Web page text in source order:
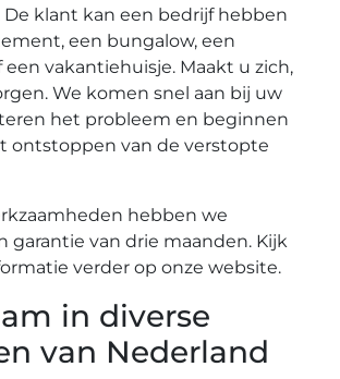
klant kan een bedrijf hebben
een bungalow, een
vakantiehuisje. Maakt u zich,
We komen snel aan bij uw
het probleem en beginnen
ontstoppen van de verstopte
hebben we
garantie van drie maanden. Kijk
verder op onze website.
in diverse
van Nederland